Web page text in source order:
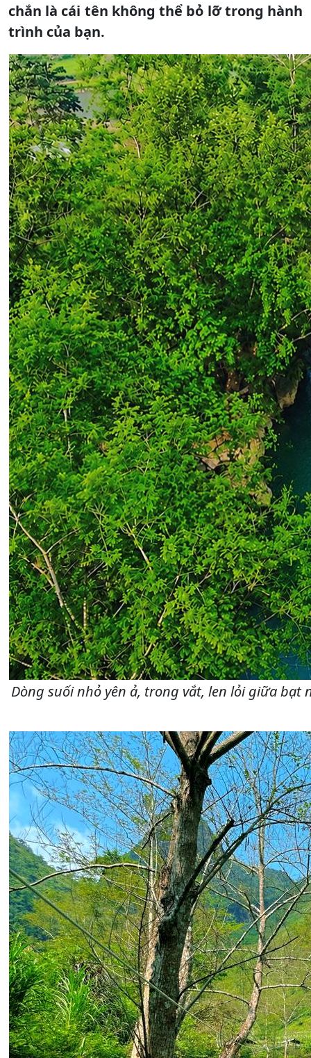
chắn là cái tên không thể bỏ lỡ trong hành
trình của bạn.
Dòng suối nhỏ yên ả, trong vắt, len lỏi giữa